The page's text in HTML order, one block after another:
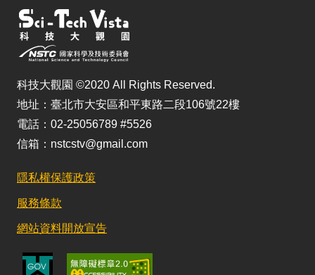
科技大觀園 ©2020 All Rights Reserved.
地址：臺北市大安區和平東路二段106號22樓
電話：02-25056789 #5526
信箱：nstcstv@gmail.com
隱私權保護政策
服務條款
網站資料開放宣告